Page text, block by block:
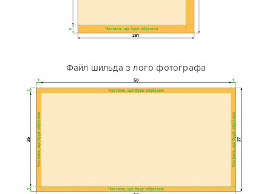
281
5 Частина, що буде обрізана
Файл шильда з лого фотографа
27
1
25
1
Частина, що буде обрізана Частина, що буде обрізана
1 1
50
Частина, що буде обрізана
Частина, що буде обрізана